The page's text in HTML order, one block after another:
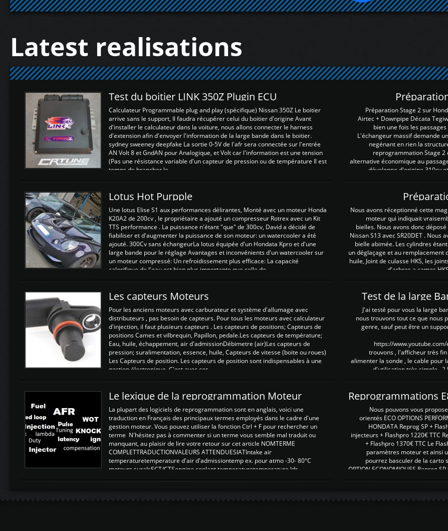
Latest realisations
Test du boitier LINK 350Z Plugin ECU
Calculateur Programmable plug and play (spécifique) Nissan 350Z Le boitier
arrive sans le support, Il faudra récupérer celui du boitier d'origine Avant
d'installer le calculateur dans la voiture, nous allons connecter le harness
d'extension afin d'envoyer l'information de la large bande dans le boitier.
sydney sweeney deepfake La sortie 0-5V de l'afr sera connectée sur l'entrée
AN Volt 8 et GndAN pour Analogique, et Volt car l'information est une tension
(Pas une résistance variable d'un capteur de pression ou de température Il est
temps de brancher le ...
Préparation Stage 2 sur
Airtec + Downpipe Décata
bien une fois les
L'échangeur massif demande
negénant en rien la
reprogrammation Stage
alternative économique au
développe d'origine 310cv
Lotus Hot Purpple
Une lotus Elise S1 aux performances délirantes, Monté avec un moteur Honda
K20A2 de 200cv , le propriétaire a ajouté un compresseur Rotrex avec un Kit
TTS performance . La puissance n'étant "que" de 300cv, David a décidé de
fiabiliser et d'augmenter la puissance de son moteur: un watercooler a été
ajouté. 300Cv sans échangeurLa lotus équipée d'un Hondata Kpro et d'une
large bande pour le réglage Avantages et inconvénients d'un watercooler sur
un moteur compressé: Un refroidissement plus efficace: La capacité
calorifique de l'eau est bien plus importante que celle de ...
Nous avons réceptionné cette
moteur qui indiquait
bielles. Nous avons donc
Nissan S13 avec SR20DET . Nous
bielle abimée. Les cylindres
un déglaçage et au remplacement
huile, Joint de culasse HKS, les
d'arbres a cames
Les capteurs Moteurs
Pour les anciens moteurs avec carburateur et système d'allumage avec
distributeurs , pas besoin de capteurs. Pour tous les moteurs avec calculateur
d'injection, il faut plusieurs capteurs . Les capteurs de positions; Capteurs de
positions Cames et vilbrequin, Papillon, pedale.Les capteurs de température;
Eau, huile, échappement, air d'admissionDébimetre (air)Les capteurs de
pression; suralimentation, essence, huile, Capteurs de vitesse (boite ou roues)
Les Capteurs de position. Les capteurs de position sont indispensables à une
gestion électronique. C'est avec ces ...
Test de la large
J'ai testé pour vous la large
nous trouvons tout ce que nous
genre, sauf peut être un
https://www.youtube.com/
trouvons , l'afficheur très
alimenter la sonde , le cable pour
d'utilisation très simple , 2
Le lexique de la reprogrammation Moteur
La plupart des logiciels de reprogrammation sont en anglais, voici une
traduction en Français des principaux termes employés dans le cadre d'une
gestion moteur. Vous pouvez utiliser la fonction Ctrl + F pour rechercher un
terme N'hésitez pas à commenter si un terme vous semble mal traduit ou
manquant, au plaisir de lire votre retour sur cet article NOMTERME
COMPLETTRADUCTIONVALEURS ATTENDUESIATIntake air
temperaturetemperature d'air d'admissiontemp ex. pour atmo -30- 80°C
moteurs suralsECT/CTSengine coolant temperaturetemperature ldr
Nous pouvons vous
orientés ECO OPTIONS
HONDATA Reprog SP +
injecteurs + Flashpro 1220€ TTC
+ Flashpro 1370€ TTC Le
paramètres moteur et ainsi
pourrez basculer de la carto
OPTION ECONOMIQUES Reprog